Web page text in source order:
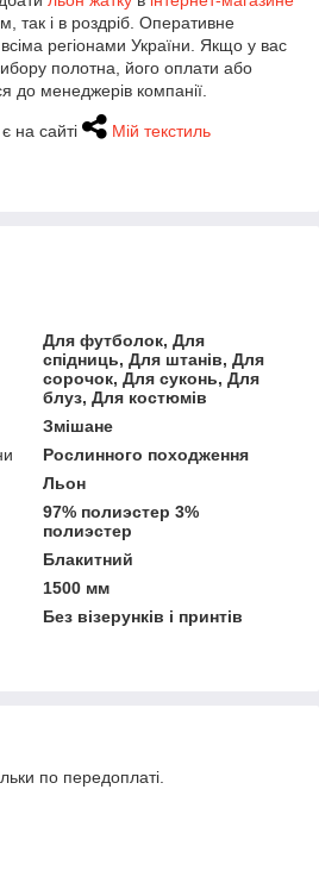
так і в роздріб. Оперативне
регіонами України. Якщо у вас
полотна, його оплати або
до менеджерів компанії.
на сайті Мій текстиль
Для футболок, Для
спідниць, Для штанів, Для
сорочок, Для суконь, Для
блуз, Для костюмів
Змішане
Рослинного походження
Льон
97% полиэстер 3%
полиэстер
Блакитний
1500 мм
Без візерунків і принтів
по передоплаті.